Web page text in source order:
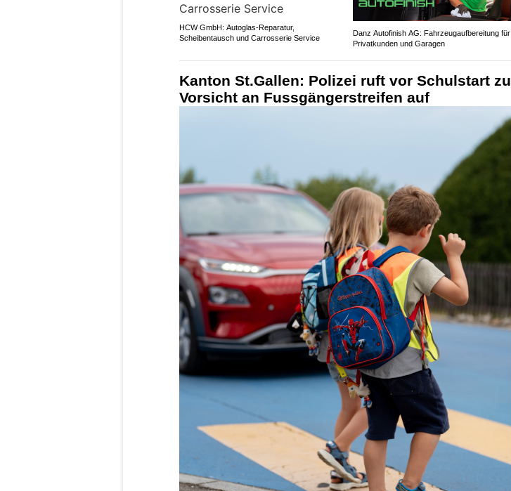
HCW GmbH: Autoglas‑Reparatur,
Scheibentausch und Carrosserie Service
Danz Autofinish AG: Fahrzeugaufbereitung für
Privatkunden und Garagen
Kanton St.Gallen: Polizei ruft vor Schulstart zu
Vorsicht an Fussgängerstreifen auf